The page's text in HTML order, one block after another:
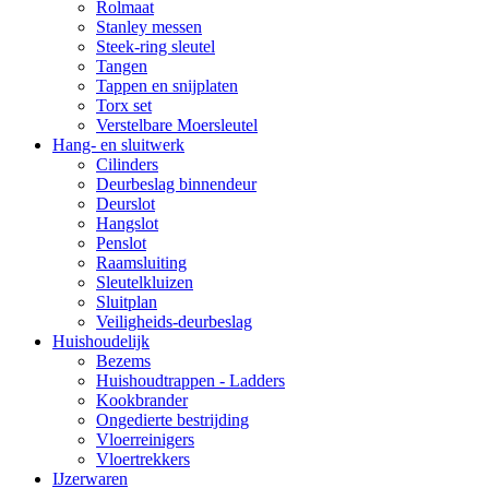
Rolmaat
Stanley messen
Steek-ring sleutel
Tangen
Tappen en snijplaten
Torx set
Verstelbare Moersleutel
Hang- en sluitwerk
Cilinders
Deurbeslag binnendeur
Deurslot
Hangslot
Penslot
Raamsluiting
Sleutelkluizen
Sluitplan
Veiligheids-deurbeslag
Huishoudelijk
Bezems
Huishoudtrappen - Ladders
Kookbrander
Ongedierte bestrijding
Vloerreinigers
Vloertrekkers
IJzerwaren